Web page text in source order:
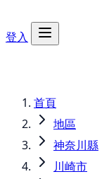
登入
首頁
地區
神奈川縣
川崎市